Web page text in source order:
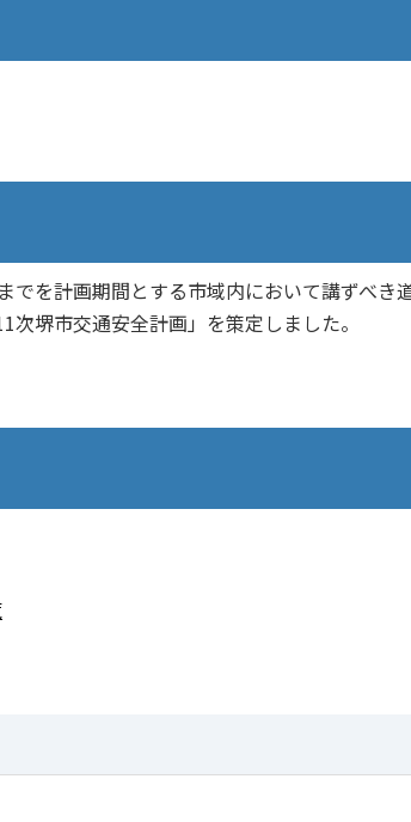
を計画期間とする市域内において講ずべき
堺市交通安全計画」を策定しました。